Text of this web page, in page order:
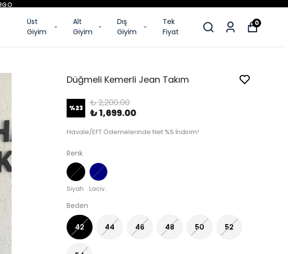
Üst
Giyim
Alt
Giyim
Dış
Giyim
Tek
Fiyat
0
Düğmeli Kemerli Jean Takım
%23 ₺ 2,200.00
₺ 1,699.00
Havale/EFT Ödemelerinde Net %5 İndirim!
Renk
Siyah Lacivert
Beden
42 44 46 48 50 52